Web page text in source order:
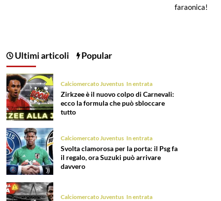
faraonica!
Ultimi articoli Popular
Calciomercato Juventus In entrata
Zirkzee è il nuovo colpo di Carnevali:
ecco la formula che può sbloccare
tutto
Calciomercato Juventus In entrata
Svolta clamorosa per la porta: il Psg fa
il regalo, ora Suzuki può arrivare
davvero
Calciomercato Juventus In entrata